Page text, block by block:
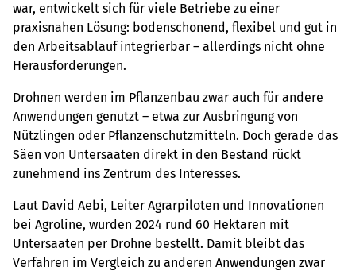
war, entwickelt sich für viele Betriebe zu einer
praxisnahen Lösung: bodenschonend, flexibel und gut in
den Arbeitsablauf integrierbar – allerdings nicht ohne
Herausforderungen.
Drohnen werden im Pflanzenbau zwar auch für andere
Anwendungen genutzt – etwa zur Ausbringung von
Nützlingen oder Pflanzenschutzmitteln. Doch gerade das
Säen von Untersaaten direkt in den Bestand rückt
zunehmend ins Zentrum des Interesses.
Laut David Aebi, Leiter Agrarpiloten und Innovationen
bei Agroline, wurden 2024 rund 60 Hektaren mit
Untersaaten per Drohne bestellt. Damit bleibt das
Verfahren im Vergleich zu anderen Anwendungen zwar